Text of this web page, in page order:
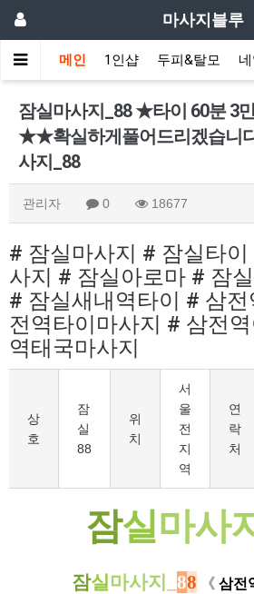
마사지블루
메인 1인샵 두피&탈모
잠실마사지_88 ★타이 60분 3
★★확실하게풀어드리겠습니
사지_88
관리자 0 18677
# 잠실마사지 # 잠실타
사지 # 잠실아로마 # 잠
# 잠실새내역타이 # 삼
전역타이마사지 # 삼전
역태국마사지
상
호
잠
실
88
위
치
서
울
전
지
역
연
락
처
잠실마사
잠실마사지 88 《 삼전